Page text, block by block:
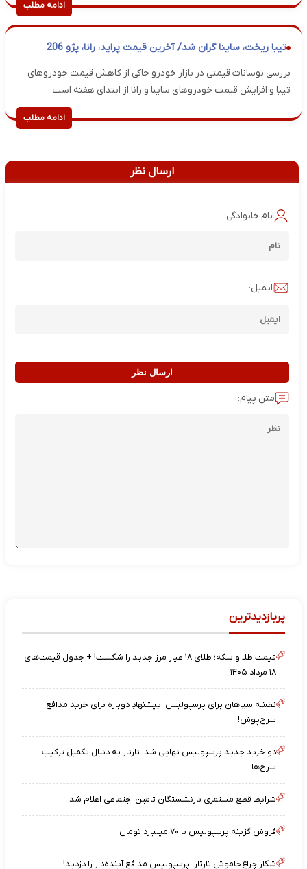
ادامه مطلب
تیبا ریخت، ساینا گران شد/ آخرین قیمت پراید، رانا، پژو 206
بررسی نوسانات قیمتی در بازار خودرو حاکی از کاهش قیمت خودروهای
تیبا و افزایش قیمت خودروهای ساینا و رانا از ابتدای هفته است.
ادامه مطلب
ارسال نظر
نام خانوادگی:
ایمیل:
ارسال نظر
متن پیام:
پربازدیدترین
قیمت طلا و سکه؛ طلای ۱۸ عیار مرز جدید را شکست! + جدول قیمت‌های
۱۸ مرداد ۱۴۰۵
نقشه‌ سپاهان برای پرسپولیس؛ پیشنهادِ دوباره برای خرید مدافع
سرخ‌پوش!
دو خرید جدید پرسپولیس نهایی شد؛ تارتار به دنبال تکمیل ترکیب
سرخ‌ها
شرایط قطع مستمری بازنشستگان تامین اجتماعی اعلام شد
فروش گزینه پرسپولیس با ۷۰ میلیارد تومان
شکار چراغ‌خاموش تارتار؛ پرسپولیس مدافع آینده‌دار را دزدید!